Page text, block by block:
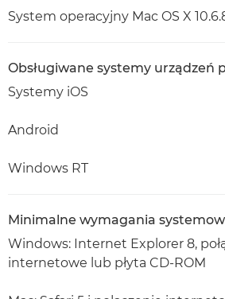
System operacyjny Mac OS X
Obsługiwane systemy urządzeń
Systemy iOS
Android
Windows RT
Minimalne wymagania
Windows: Internet Explorer 8,
internetowe lub płyta CD-ROM